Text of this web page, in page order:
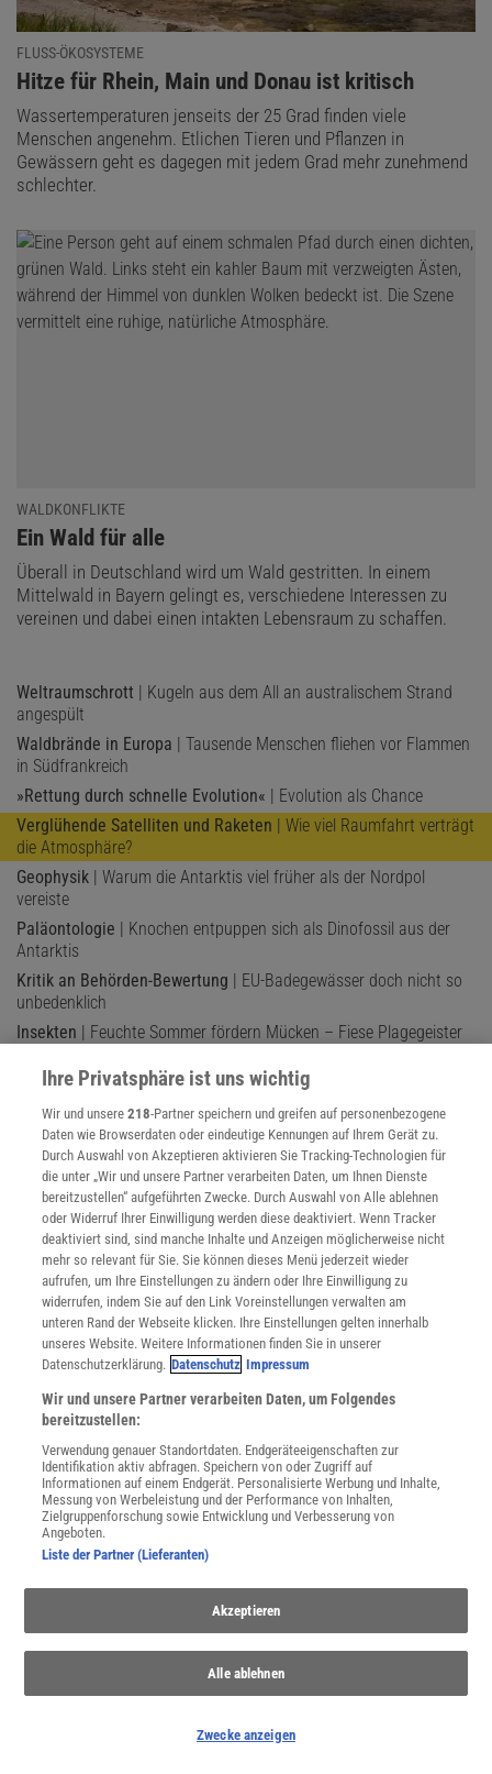
FLUSS-ÖKOSYSTEME
:
Hitze für Rhein, Main und Donau ist kritisch
Wassertemperaturen jenseits der 25 Grad finden viele
Menschen angenehm. Etlichen Tieren und Pflanzen in
Gewässern geht es dagegen mit jedem Grad mehr zunehmend
schlechter.
WALDKONFLIKTE
:
Ein Wald für alle
Überall in Deutschland wird um Wald gestritten. In einem
Mittelwald in Bayern gelingt es, verschiedene Interessen zu
vereinen und dabei einen intakten Lebensraum zu schaffen.
Weltraumschrott | Kugeln aus dem All an australischem Strand
angespült
Waldbrände in Europa | Tausende Menschen fliehen vor Flammen
in Südfrankreich
»Rettung durch schnelle Evolution« | Evolution als Chance
Verglühende Satelliten und Raketen | Wie viel Raumfahrt verträgt
die Atmosphäre?
Geophysik | Warum die Antarktis viel früher als der Nordpol
vereiste
Paläontologie | Knochen entpuppen sich als Dinofossil aus der
Antarktis
Kritik an Behörden-Bewertung | EU-Badegewässer doch nicht so
unbedenklich
Insekten | Feuchte Sommer fördern Mücken – Fiese Plagegeister
Antarktis| Warum der Taylor-Gletscher manchmal pulsierend
blutet
Wärmestress| Hitzewelle trieb vielerorts Vogelküken aus ihren
Nestern
Faktencheck Windenergie| Fünf Fragen und Antworten zur
Gefahr durch Windräder
HÖHER, SCHNELLER, WEITER
Schon seit einem Monat Rekordhitze im Ozean
Seit 2023 erreichen die Meerestemperaturen fast jährlich neue
und nicht nur einmal, sondern durchgehend über vier Wochen.
Ihre Privatsphäre ist uns wichtig
Wir und unsere218-Partner speichern und greifen auf personenbezogene
Daten wie Browserdaten oder eindeutige Kennungen auf Ihrem Gerät zu.
Durch Auswahl von Akzeptieren aktivieren Sie Tracking-Technologien für
die unter „Wir und unsere Partner verarbeiten Daten, um Ihnen Dienste
bereitzustellen“ aufgeführten Zwecke. Durch Auswahl von Alle ablehnen
oder Widerruf Ihrer Einwilligung werden diese deaktiviert. Wenn Tracker
deaktiviert sind, sind manche Inhalte und Anzeigen möglicherweise nicht
mehr so relevant für Sie. Sie können dieses Menü jederzeit wieder
aufrufen, um Ihre Einstellungen zu ändern oder Ihre Einwilligung zu
widerrufen, indem Sie auf den Link Voreinstellungen verwalten am
unteren Rand der Webseite klicken. Ihre Einstellungen gelten innerhalb
unseres Website. Weitere Informationen finden Sie in unserer
Datenschutzerklärung. Datenschutz Impressum
Wir und unsere Partner verarbeiten Daten, um Folgendes
bereitzustellen:
Verwendung genauer Standortdaten. Endgeräteeigenschaften zur
Identifikation aktiv abfragen. Speichern von oder Zugriff auf
Informationen auf einem Endgerät. Personalisierte Werbung und Inhalte,
Messung von Werbeleistung und der Performance von Inhalten,
Zielgruppenforschung sowie Entwicklung und Verbesserung von
Angeboten.
Liste der Partner (Lieferanten)
Akzeptieren
Alle ablehnen
Zwecke anzeigen